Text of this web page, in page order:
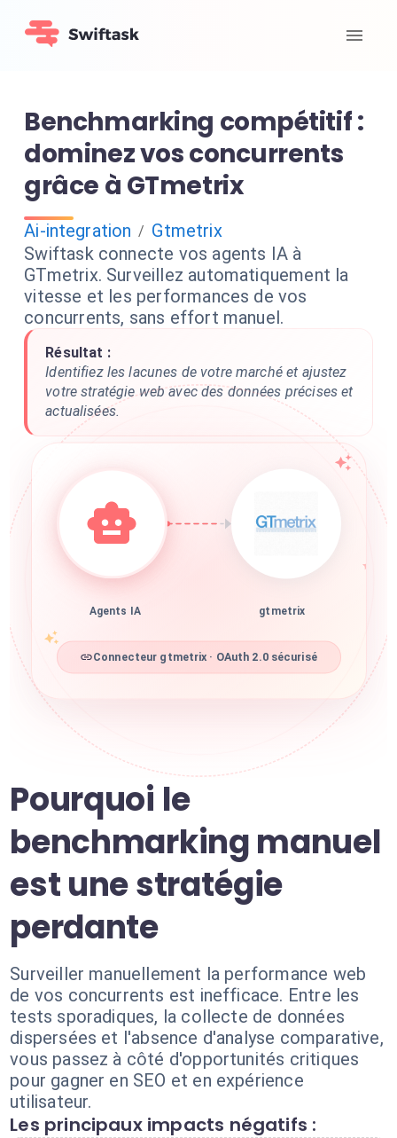
Benchmarking compétitif :
dominez vos concurrents
grâce à GTmetrix
Ai-integration / Gtmetrix
Swiftask connecte vos agents IA à
GTmetrix. Surveillez automatiquement la
vitesse et les performances de vos
concurrents, sans effort manuel.
Résultat :
Identifiez les lacunes de votre marché et ajustez
votre stratégie web avec des données précises et
actualisées.
Agents IA gtmetrix
Connecteur gtmetrix · OAuth 2.0 sécurisé
Pourquoi le
benchmarking manuel
est une stratégie
perdante
Surveiller manuellement la performance web
de vos concurrents est inefficace. Entre les
tests sporadiques, la collecte de données
dispersées et l'absence d'analyse comparative,
vous passez à côté d'opportunités critiques
pour gagner en SEO et en expérience
utilisateur.
Les principaux impacts négatifs :